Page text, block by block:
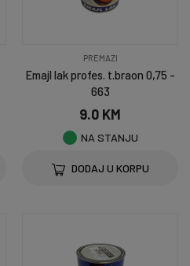
PREMAZI
Emajl lak profes. t.braon 0,75 -
663
9.0 KM
NA STANJU
DODAJ U KORPU